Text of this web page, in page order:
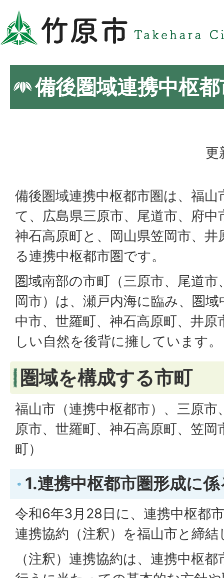
備後圏域連携中枢
更
備後圏域連携中枢都市圏は、福
て、広島県三原市、尾道市、府
神石高原町と、岡山県笠岡市、
る連携中枢都市圏です。
圏域南部の市町（三原市、尾道
岡市）は、瀬戸内海に臨み、圏
中市、世羅町、神石高原町、井
しい自然を後背に擁しています
圏域を構成する市町
福山市（連携中枢都市）、三原市
原市、世羅町、神石高原町、笠
町）
1.連携中枢都市圏形成に
令和6年3月28日に、連携中枢都
連携協約（注釈）を福山市と締
（注釈）連携協約は、連携中枢